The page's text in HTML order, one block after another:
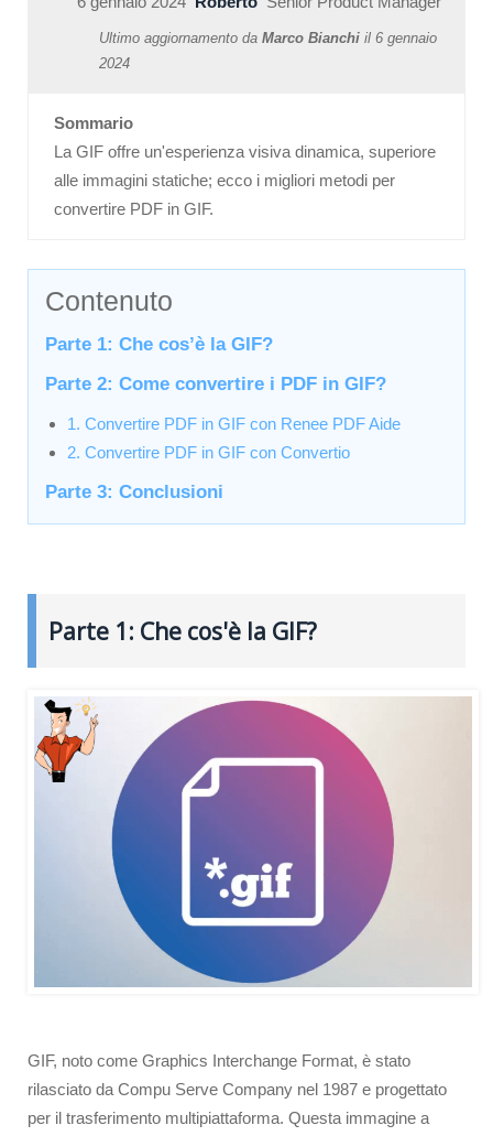
Ultimo aggiornamento da Marco Bianchi il 6 gennaio
2024
Sommario
La GIF offre un'esperienza visiva dinamica, superiore
alle immagini statiche; ecco i migliori metodi per
convertire PDF in GIF.
Contenuto
Parte 1: Che cos’è la GIF?
Parte 2: Come convertire i PDF in GIF?
1. Convertire PDF in GIF con Renee PDF Aide
2. Convertire PDF in GIF con Convertio
Parte 3: Conclusioni
Parte 1: Che cos'è la GIF?
GIF, noto come Graphics Interchange Format, è stato
rilasciato da Compu Serve Company nel 1987 e progettato
per il trasferimento multipiattaforma. Questa immagine a